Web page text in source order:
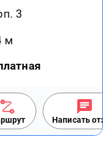
3
м
Написать